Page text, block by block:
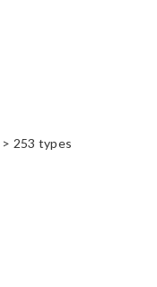
> 253 types